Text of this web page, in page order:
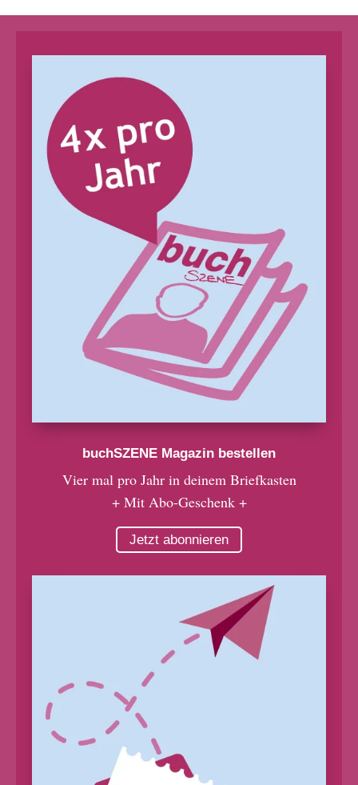
buchSZENE Magazin bestellen
Vier mal pro Jahr in deinem Briefkasten
+ Mit Abo-Geschenk +
Jetzt abonnieren